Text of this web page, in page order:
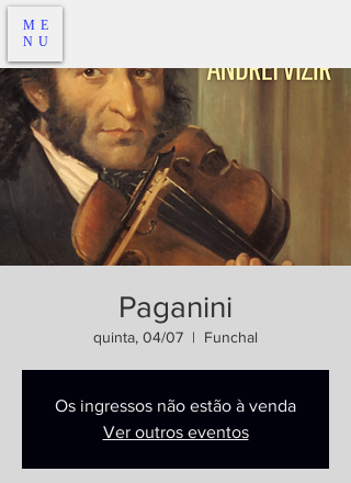
ME
NU
Paganini
quinta, 04/07
  |
Funchal
Os ingressos não estão à venda
Ver outros eventos